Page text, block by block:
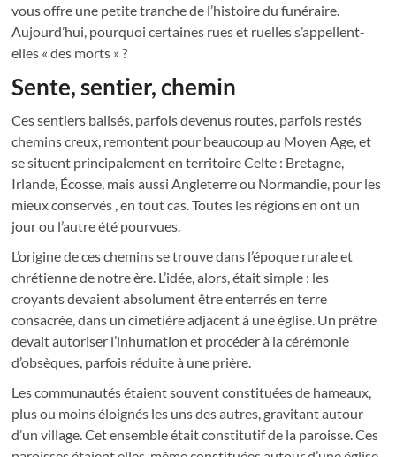
vous offre une petite tranche de l’histoire du funéraire.
Aujourd’hui, pourquoi certaines rues et ruelles s’appellent-
elles « des morts » ?
Sente, sentier, chemin
Ces sentiers balisés, parfois devenus routes, parfois restés
chemins creux, remontent pour beaucoup au Moyen Age, et
se situent principalement en territoire Celte : Bretagne,
Irlande, Écosse, mais aussi Angleterre ou Normandie, pour les
mieux conservés , en tout cas. Toutes les régions en ont un
jour ou l’autre été pourvues.
L’origine de ces chemins se trouve dans l’époque rurale et
chrétienne de notre ère. L’idée, alors, était simple : les
croyants devaient absolument être enterrés en terre
consacrée, dans un cimetière adjacent à une église. Un prêtre
devait autoriser l’inhumation et procéder à la cérémonie
d’obsèques, parfois réduite à une prière.
Les communautés étaient souvent constituées de hameaux,
plus ou moins éloignés les uns des autres, gravitant autour
d’un village. Cet ensemble était constitutif de la paroisse. Ces